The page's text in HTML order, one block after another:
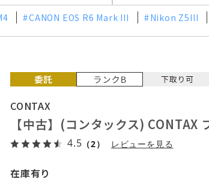
CANON EOS R6 Mark III Nikon Z5III
CONTAX
【中古】(コンタックス)
4.5 （2） レビューを見る
在庫有り